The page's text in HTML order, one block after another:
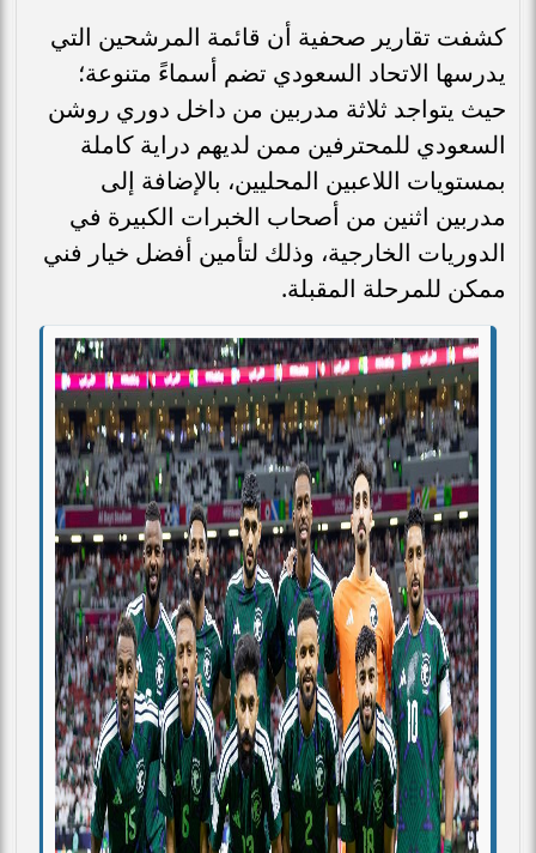
كشفت تقارير صحفية أن قائمة المرشحين التي
يدرسها الاتحاد السعودي تضم أسماءً متنوعة؛
حيث يتواجد ثلاثة مدربين من داخل دوري روشن
السعودي للمحترفين ممن لديهم دراية كاملة
بمستويات اللاعبين المحليين، بالإضافة إلى
مدربين اثنين من أصحاب الخبرات الكبيرة في
الدوريات الخارجية، وذلك لتأمين أفضل خيار فني
ممكن للمرحلة المقبلة.